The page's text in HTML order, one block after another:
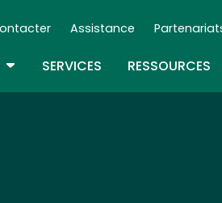
Navigation (FR)
Assistance
TOGGLE DROPDOWN
SERVICES RESSOURCES